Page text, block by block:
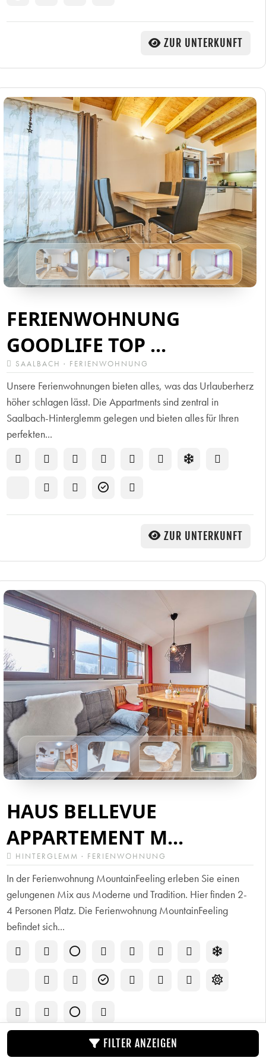
ZUR UNTERKUNFT
FERIENWOHNUNG
GOODLIFE TOP ...
SAALBACH · FERIENWOHNUNG
Unsere Ferienwohnungen bieten alles, was das Urlauberherz
höher schlagen lässt. Die Appartments sind zentral in
Saalbach-Hinterglemm gelegen und bieten alles für Ihren
perfekten...
ZUR UNTERKUNFT
HAUS BELLEVUE
APPARTEMENT M...
HINTERGLEMM · FERIENWOHNUNG
In der Ferienwohnung MountainFeeling erleben Sie einen
gelungenen Mix aus Moderne und Tradition. Hier finden 2-
4 Personen Platz. Die Ferienwohnung MountainFeeling
befindet sich...
ZUR UNTERKUNFT
FILTER ANZEIGEN